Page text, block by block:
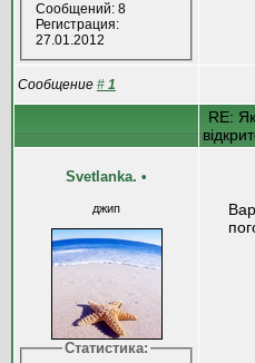
Сообщений: 8
Регистрация:
27.01.2012
Сообщение # 1
RE:
Svetlanka. •
джип
Статистика: